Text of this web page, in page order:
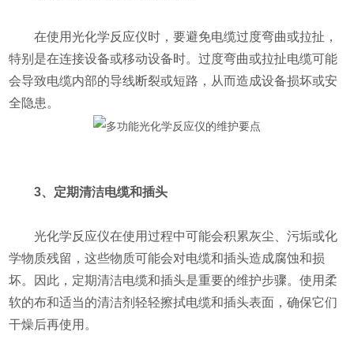
在使用光化学反应仪时，要避免电缆过度弯曲或拉扯，
特别是在连接设备或移动设备时。过度弯曲或拉扯电缆可能
会导致电缆内部的导线断裂或短路，从而造成设备损坏或安
全隐患。
3、定期清洁电缆和插头
光化学反应仪在使用过程中可能会积累灰尘、污垢或化
学物质残留，这些物质可能会对电缆和插头造成腐蚀和损
坏。因此，定期清洁电缆和插头是重要的维护步骤。使用柔
软的布和适当的清洁剂轻轻擦拭电缆和插头表面，确保它们
干燥后再使用。